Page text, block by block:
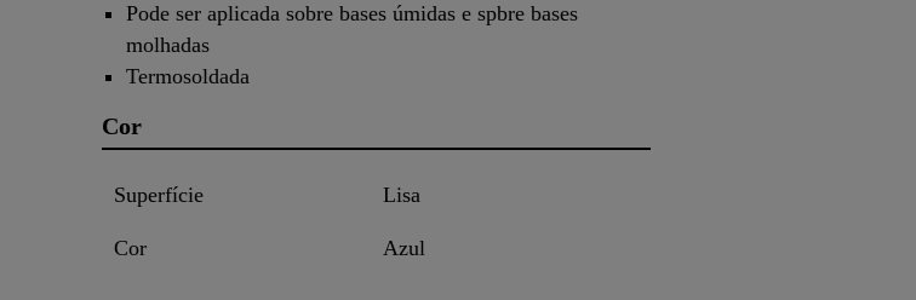
Pode ser aplicada sobre bases úmidas e spbre bases
molhadas
Termosoldada
Cor
Superfície Lisa
Cor Azul